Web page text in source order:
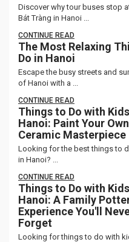
Discover why tour buses stop
Bát Tràng in Hanoi ...
CONTINUE READ
The Most Relaxing
Do in Hanoi
Escape the busy streets and
of Hanoi with a ...
CONTINUE READ
Things to Do with
Hanoi: Paint Your Own
Ceramic Masterpiece
Looking for the best things to
in Hanoi? ...
CONTINUE READ
Things to Do with
Hanoi: A Family
Experience You'll
Forget
Looking for things to do with